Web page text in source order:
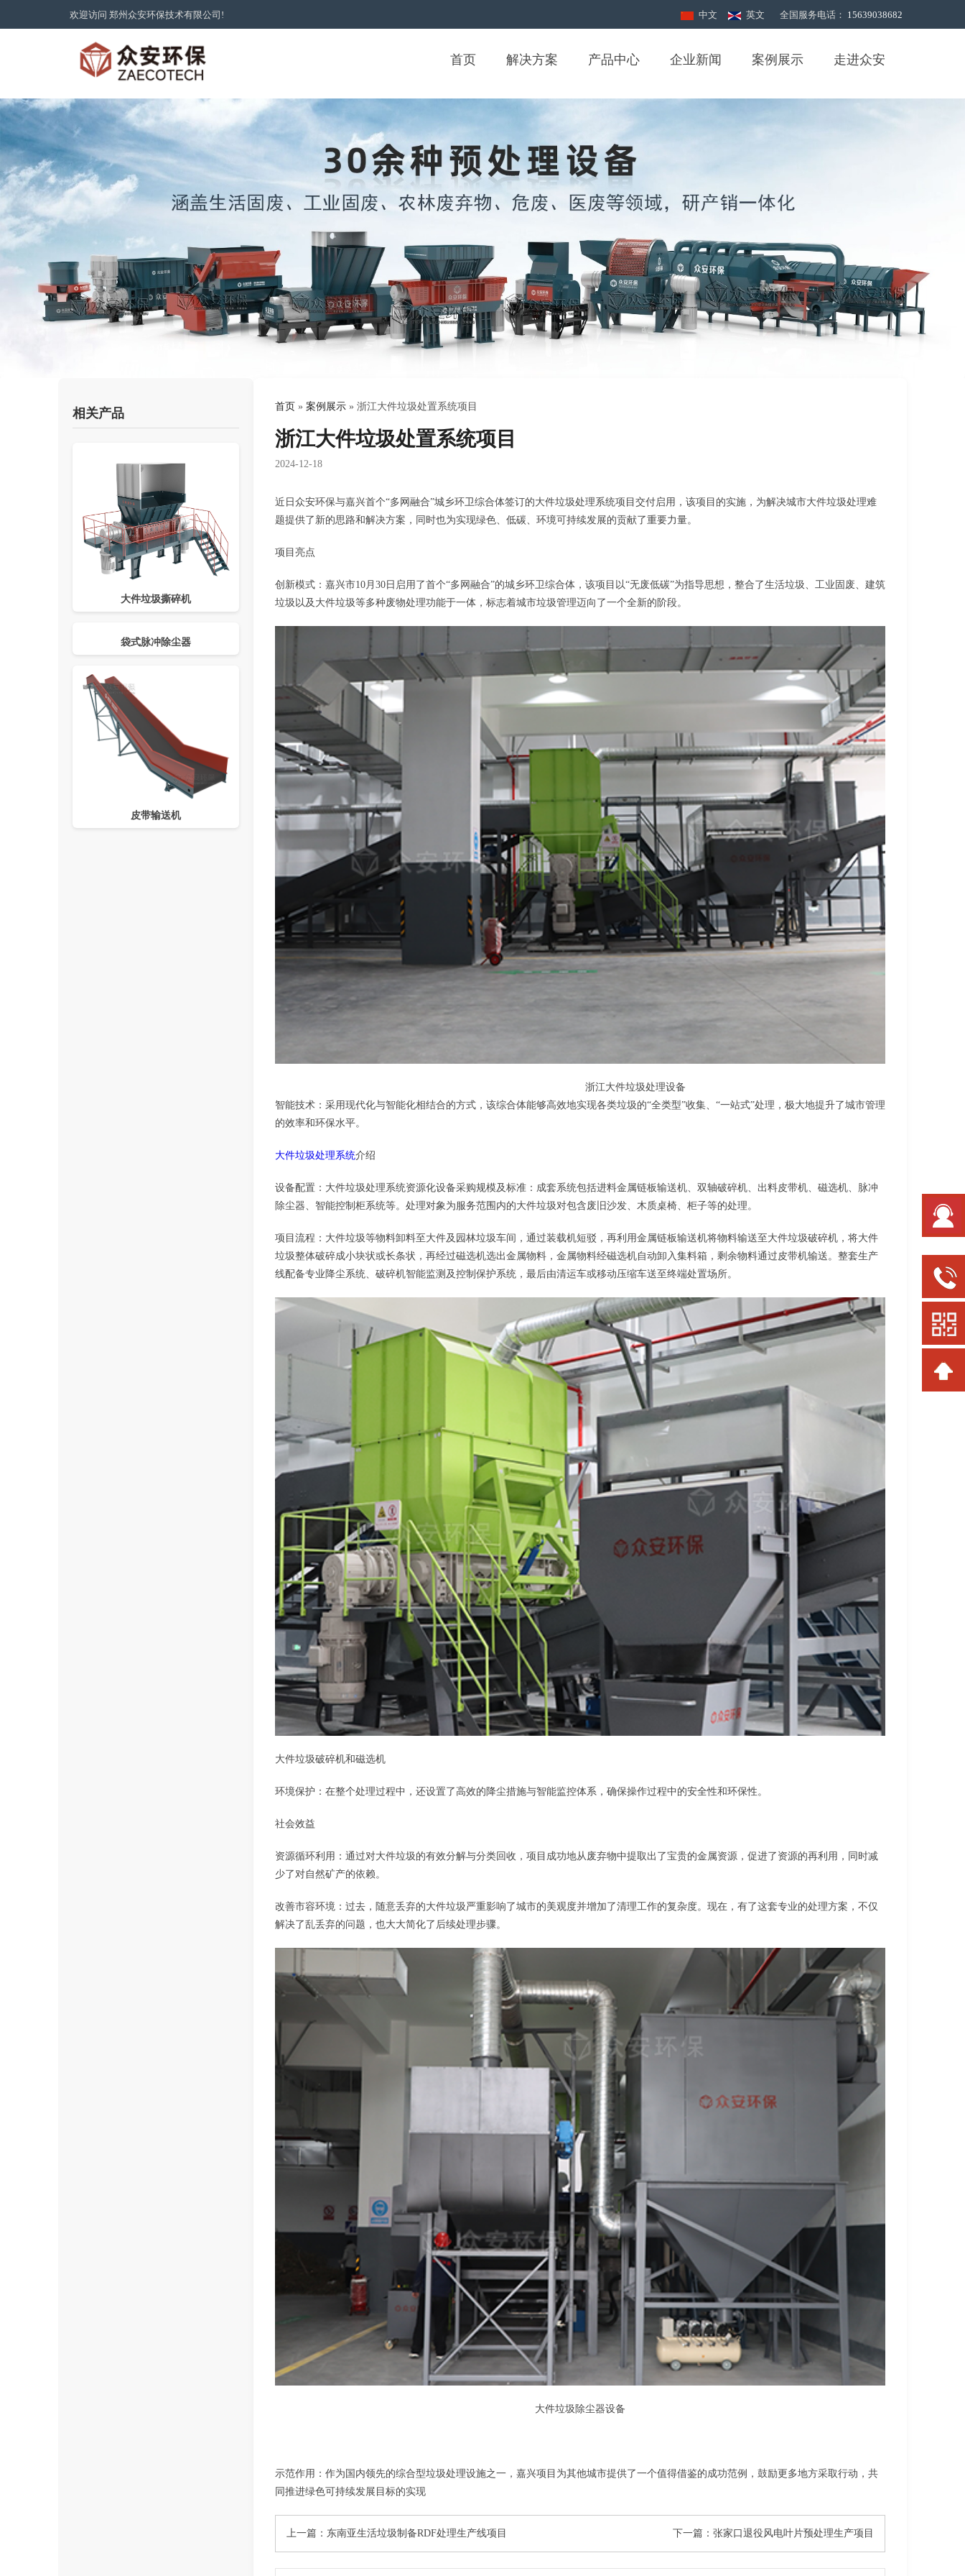
欢迎访问 郑州众安环保技术有限公司! 中文 英文 全国服务电话： 15639038682
首页 解决方案 产品中心 企业新闻 案例展示 走进众安
相关产品
大件垃圾撕碎机
袋式脉冲除尘器
皮带输送机
首页 » 案例展示 » 浙江大件垃圾处置系统项目
浙江大件垃圾处置系统项目
2024-12-18
近日众安环保与嘉兴首个“多网融合”城乡环卫综合体签订的大件垃圾处理系统项目交付启用，该项目的实施，为解决城市大件垃圾处理难
题提供了新的思路和解决方案，同时也为实现绿色、低碳、环境可持续发展的贡献了重要力量。
项目亮点
创新模式：嘉兴市10月30日启用了首个“多网融合”的城乡环卫综合体，该项目以“无废低碳”为指导思想，整合了生活垃圾、工业固废、建筑
垃圾以及大件垃圾等多种废物处理功能于一体，标志着城市垃圾管理迈向了一个全新的阶段。
浙江大件垃圾处理设备
智能技术：采用现代化与智能化相结合的方式，该综合体能够高效地实现各类垃圾的“全类型”收集、“一站式”处理，极大地提升了城市管理
的效率和环保水平。
大件垃圾处理系统介绍
设备配置：大件垃圾处理系统资源化设备采购规模及标准：成套系统包括进料金属链板输送机、双轴破碎机、出料皮带机、磁选机、脉冲
除尘器、智能控制柜系统等。处理对象为服务范围内的大件垃圾对包含废旧沙发、木质桌椅、柜子等的处理。
项目流程：大件垃圾等物料卸料至大件及园林垃圾车间，通过装载机短驳，再利用金属链板输送机将物料输送至大件垃圾破碎机，将大件
垃圾整体破碎成小块状或长条状，再经过磁选机选出金属物料，金属物料经磁选机自动卸入集料箱，剩余物料通过皮带机输送。整套生产
线配备专业降尘系统、破碎机智能监测及控制保护系统，最后由清运车或移动压缩车送至终端处置场所。
大件垃圾破碎机和磁选机
环境保护：在整个处理过程中，还设置了高效的降尘措施与智能监控体系，确保操作过程中的安全性和环保性。
社会效益
资源循环利用：通过对大件垃圾的有效分解与分类回收，项目成功地从废弃物中提取出了宝贵的金属资源，促进了资源的再利用，同时减
少了对自然矿产的依赖。
改善市容环境：过去，随意丢弃的大件垃圾严重影响了城市的美观度并增加了清理工作的复杂度。现在，有了这套专业的处理方案，不仅
解决了乱丢弃的问题，也大大简化了后续处理步骤。
大件垃圾除尘器设备
示范作用：作为国内领先的综合型垃圾处理设施之一，嘉兴项目为其他城市提供了一个值得借鉴的成功范例，鼓励更多地方采取行动，共
同推进绿色可持续发展目标的实现
上一篇：东南亚生活垃圾制备RDF处理生产线项目 下一篇：张家口退役风电叶片预处理生产项目